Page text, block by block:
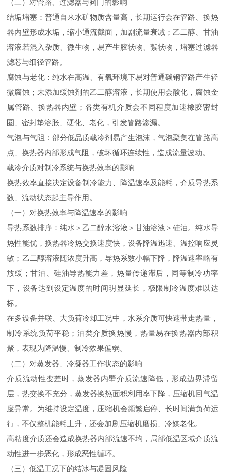
（三）对管路、过滤器与阀门的影响
结垢堵塞：普通自来水矿物质含量高，长期运行会在管路、换热
器内壁形成水垢，缩小通流截面，加剧流量衰减；乙二醇、甘油
溶液若混入杂质、微生物，易产生胶状物、絮状物，堵塞过滤器
滤芯与细径管路。
腐蚀与老化：纯水在高温、有氧环境下易对普通碳钢管路产生轻
微腐蚀；未添加缓蚀剂的乙二醇溶液，长期使用会酸化，腐蚀金
属管路、换热器内壁；各类有机介质会不同程度加速橡胶密封
圈、密封垫溶胀、硬化、老化，引发管路渗漏。
气泡与气阻：部分低品质载冷剂易产生泡沫，气泡聚集在管路高
点、换热器内部形成气阻，破坏循环连续性，造成流量波动。
载冷介质对制冷系统与换热效率的影响
换热效率直接决定设备制冷能力、降温速率及能耗，介质导热系
数、流动状态起主导作用。
（一）对换热效率与降温速率的影响
导热系数排序：纯水＞乙二醇水溶液＞甘油溶液＞硅油。纯水导
热性能优，换热器冷热交换速度快，设备降温迅速、温控响应灵
敏；乙二醇溶液随浓度升高，导热系数小幅下降，降温速率略有
放缓；甘油、硅油导热能力差，热量传递滞后，同等制冷功率
下，设备达到设定温度的时间明显延长，极限制冷温度难以达
标。
在多设备并联、大负荷冷却工况中，水系介质可快速带走热量，
制冷系统负荷平稳；油类介质换热慢，热量易在换热器内部积
聚，表现为降温慢、制冷效果偏弱。
（二）对蒸发器、冷凝器工作状态的影响
介质流动性变差时，蒸发器内壁介质流速降低，形成边界滞留
层，热交换不充分，蒸发器换热面积利用率下降，压缩机回气温
度异常。为维持设定温度，压缩机会频繁启停、长时间满负荷运
行，不仅整机能耗上升，还会加剧压缩机磨损、冷媒老化。
高粘度介质还会造成换热器内部流速不均，局部低温区域介质流
动性进一步恶化，形成恶性循环。
（三）低温工况下的结冰与凝固风险